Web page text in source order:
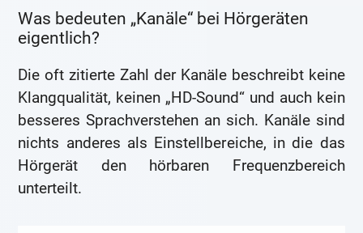
Was bedeuten „Kanäle“ bei Hörgeräten
eigentlich?
Die oft zitierte Zahl der Kanäle beschreibt keine
Klangqualität, keinen „HD-Sound“ und auch kein
besseres Sprachverstehen an sich. Kanäle sind
nichts anderes als Einstellbereiche, in die das
Hörgerät den hörbaren Frequenzbereich
unterteilt.